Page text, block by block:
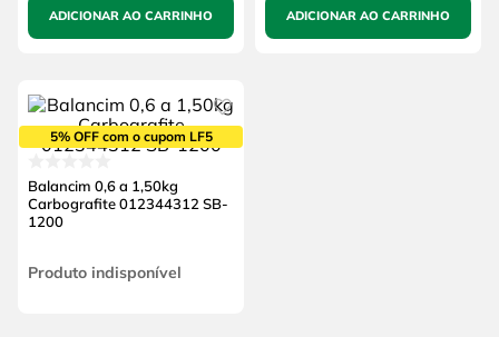
ADICIONAR AO CARRINHO ADICIONAR AO CARRINHO
5% OFF com o cupom LF5
Balancim 0,6 a 1,50kg
Carbografite 012344312 SB-
1200
Produto indisponível